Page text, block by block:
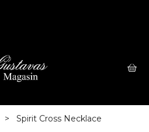
Spirit Cross Necklace